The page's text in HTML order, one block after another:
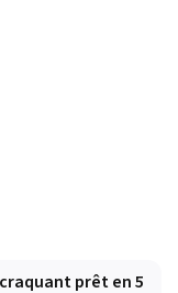
prêt en 5